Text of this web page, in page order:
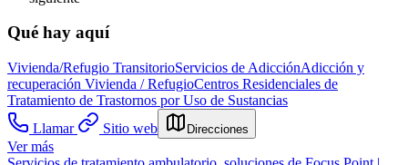
Qué hay aquí
Vivienda/Refugio TransitorioServicios de AdicciónAdicción y
recuperación Vivienda / RefugioCentros Residenciales de
Tratamiento de Trastornos por Uso de Sustancias
Llamar
Sitio web Direcciones
Ver más